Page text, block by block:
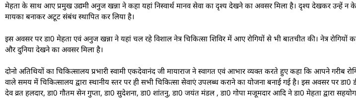
मेहता के साथ आए प्रमुख उद्यमी अनुज खन्ना ने कहा यहां निस्वार्थ मानव सेवा का दृश्य देखने का अवसर मिला है। दृश्य देखकर उन्हें
मायका बनाकर अटूट संबंध स्थापित कर लिया है।
इस अवसर पर डा0 मेहता एवं अनुज खन्ना ने यहां चल रहे विशाल नेत्र चिकित्सा शिविर में आए रोगियों से भी बातचीत की। नेत्र रोगियों
और दुनिया देखने का अवसर मिला है।
दोनो अतिथियों का चिकित्सालय प्रभारी स्वामी एकदेवानंद जी मायाराज ने स्वागत एवं आभार व्यक्त करते हुए कहा कि आपने गरीब
वाले समय में चिकित्सालय द्वारा स्थानीय स्तर पर ही सभी चिकित्सा सेवाएं उपलब्ध कराने का योजना बनाई गई है। इस अवसर पर
देव व्रत हलदार, डा0 गौतम सेन गुप्ता, डा0 सुदेशना, डा0 शांतनु, डा0 जयंत मंडल , डा0 गोपा मजूमदार आदि ने डा0 मेहता द्वारा